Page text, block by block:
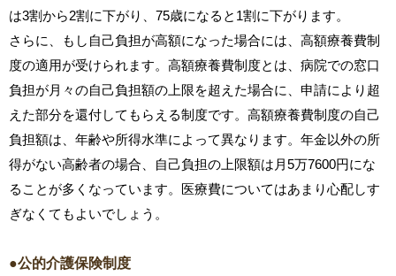
は3割から2割に下がり、75歳になると1割に下がります。
さらに、もし自己負担が高額になった場合には、高額療養費制
度の適用が受けられます。高額療養費制度とは、病院での窓口
負担が月々の自己負担額の上限を超えた場合に、申請により超
えた部分を還付してもらえる制度です。高額療養費制度の自己
負担額は、年齢や所得水準によって異なります。年金以外の所
得がない高齢者の場合、自己負担の上限額は月5万7600円にな
ることが多くなっています。医療費についてはあまり心配しす
ぎなくてもよいでしょう。
●公的介護保険制度